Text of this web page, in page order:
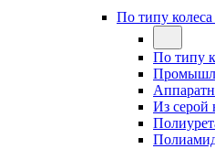
По типу колеса
По типу
Из серой